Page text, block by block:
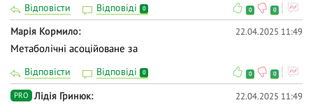
Відповісти Відповіді 0 0 0
Марія Кормило 22.04.2025 11:49
Метаболічні асоційоване за
Відповісти Відповіді 0 0 0
PRO Лідія Гринюк 22.04.2025 11:49